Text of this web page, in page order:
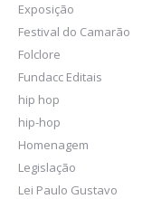
Exposição
Festival do Camarão
Folclore
Fundacc Editais
hip hop
hip-hop
Homenagem
Legislação
Lei Paulo Gustavo